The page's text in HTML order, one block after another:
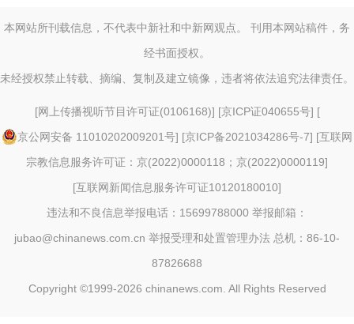
本网站所刊载信息，不代表中新社和中新网观点。 刊用本网站稿件，务
经书面授权。
未经授权禁止转载、摘编、复制及建立镜像，违者将依法追究法律责任。
[网上传播视听节目许可证(0106168)] [京ICP证040655号] [
京公网安备 11010202009201号] [京ICP备2021034286号-7] [互联网
宗教信息服务许可证：京(2022)0000118；京(2022)0000119]
[互联网新闻信息服务许可证10120180010]
违法和不良信息举报电话：15699788000 举报邮箱：
jubao@chinanews.com.cn 举报受理和处置管理办法 总机：86-10-
87826688
Copyright ©1999-2026 chinanews.com. All Rights Reserved